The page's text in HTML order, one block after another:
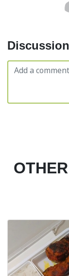
Discussion